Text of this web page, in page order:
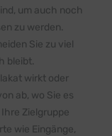
um auch noch
zu werden.
Sie zu viel
bleibt.
wirkt oder
ab, wo Sie es
Zielgruppe
wie Eingänge,